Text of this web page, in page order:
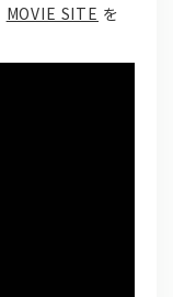
MOVIE SITE を